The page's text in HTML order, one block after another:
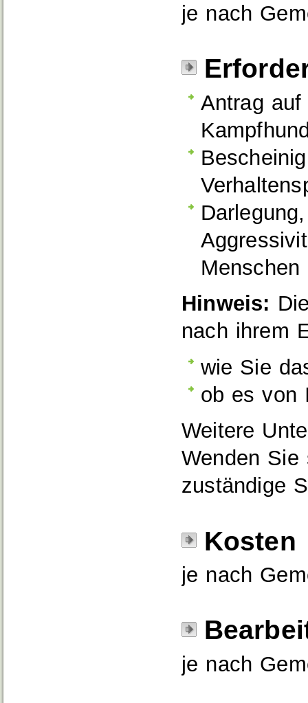
je nach
Antrag auf
Hinweis:
nach ihrem
wie Sie
ob es von
Weitere
Wenden
zuständige
Kosten
je nach
je nach